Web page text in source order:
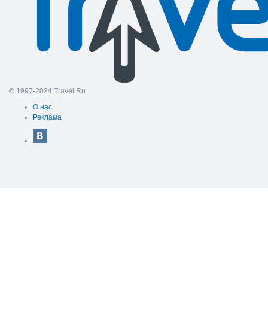
© 1997-2024 Travel.Ru
О нас
Реклама